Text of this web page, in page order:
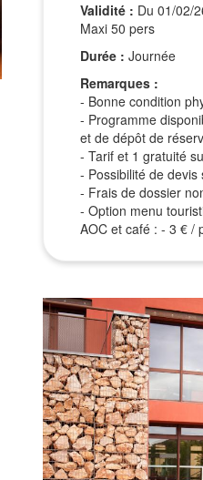
Validité : Du 01/02/
Maxi 50 pers
Durée : Journée
Remarques :
- Bonne condition
- Programme
et de dépôt de
- Tarif et 1 gratuité
- Possibilité de
- Frais de dossier
- Option menu
AOC et café : - 3 € /